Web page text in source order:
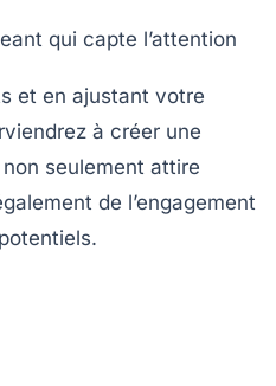
qui capte l’attention
et en ajustant votre
à créer une
seulement attire
de l’engagement